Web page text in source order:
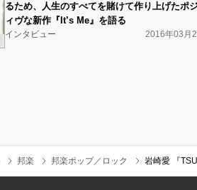
るため、人生のすべてを賭けて作り上げたポ
ィヴな新作『It’s Me』を語る
インタビュー 2016年03月
邦楽 邦楽ポップ／ロック 岩崎愛 『